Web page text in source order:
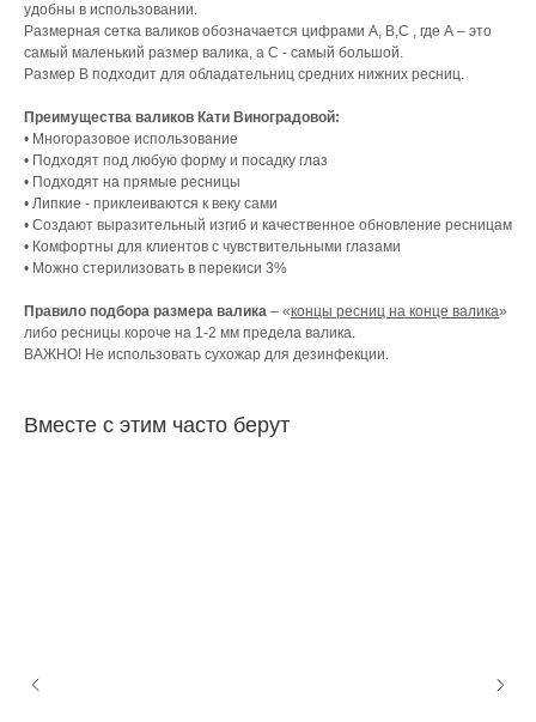
удобны в использовании.
Размерная сетка валиков обозначается цифрами А, В,С , где А – это
самый маленький размер валика, а С - самый большой.
Размер В подходит для обладательниц средних нижних ресниц.
Преимущества валиков Кати Виноградовой:
• Многоразовое использование
• Подходят под любую форму и посадку глаз
• Подходят на прямые ресницы
• Липкие - приклеиваются к веку сами
• Создают выразительный изгиб и качественное обновление ресницам
• Комфортны для клиентов с чувствительными глазами
• Можно стерилизовать в перекиси 3%
Правило подбора размера валика – «концы ресниц на конце валика»
либо ресницы короче на 1-2 мм предела валика.
ВАЖНО! Не использовать сухожар для дезинфекции.
Вместе с этим часто берут